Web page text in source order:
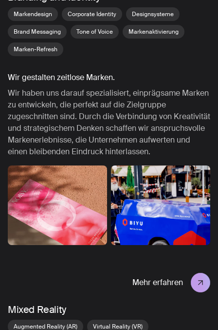
Markendesign Corporate Identity Designsysteme
Brand Messaging Tone of Voice Markenaktivierung
Marken-Refresh
Wir gestalten zeitlose Marken.
Wir haben uns darauf spezialisiert, einprägsame Marken
zu entwickeln, die perfekt auf die Zielgruppe
zugeschnitten sind. Durch die Verbindung von Kreativität
und strategischem Denken schaffen wir anspruchsvolle
Markenerlebnisse, die Unternehmen aufwerten und
einen bleibenden Eindruck hinterlassen.
Mehr erfahren
Mixed Reality
Augmented Reality (AR) Virtual Reality (VR)